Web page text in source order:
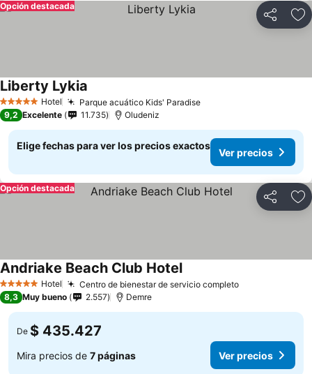
Compartir
Opción destacada
5 Estrellas Hotel Parque acuático Kids' Paradise
Liberty Lykia
9,2 Excelente 11.735 Oludeniz
Elige fechas para ver los precios exactos
Ver precios
Compartir
Opción destacada
5 Estrellas Hotel Centro de bienestar de servicio completo
Andriake Beach Club Hotel
8,3 Muy bueno 2.557 Demre
De $ 435.427
Mira precios de 7 páginas Ver precios